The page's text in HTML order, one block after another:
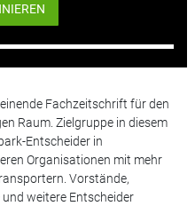
Fachzeitschrift für den
Raum. Zielgruppe in diesem
Entscheider in
Organisationen mit mehr
Vorstände,
weitere Entscheider